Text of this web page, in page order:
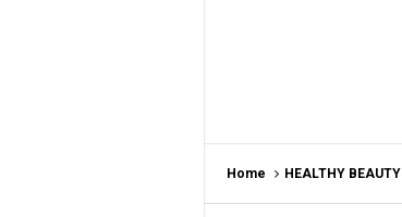
Home HEALTHY BEAUTY